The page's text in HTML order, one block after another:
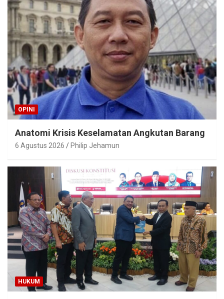
OPINI
Anatomi Krisis Keselamatan Angkutan Barang
6 Agustus 2026 Philip Jehamun
HUKUM